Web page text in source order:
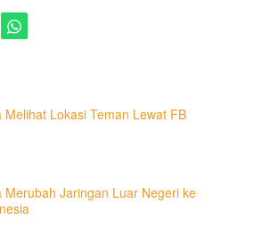
Melihat Lokasi Teman Lewat FB
Merubah Jaringan Luar Negeri ke